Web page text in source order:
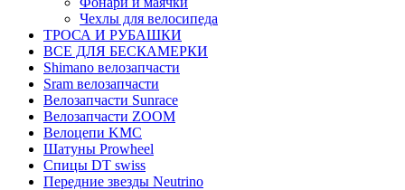
Чехлы для велосипеда
ТРОСА И РУБАШКИ
ВСЕ ДЛЯ БЕСКАМЕРКИ
Shimano велозапчасти
Sram велозапчасти
Велозапчасти Sunrace
Велозапчасти ZOOM
Велоцепи KMC
Шатуны Prowheel
Спицы DT swiss
Передние звезды Neutrino